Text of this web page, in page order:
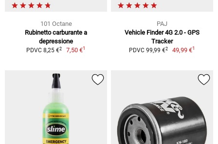
101 Octane
Rubinetto carburante a
depressione
PDVC 8,25 €2 7,50 €1
PAJ
Vehicle Finder 4G 2.0 - GPS
Tracker
PDVC 99,99 €2 49,99 €1